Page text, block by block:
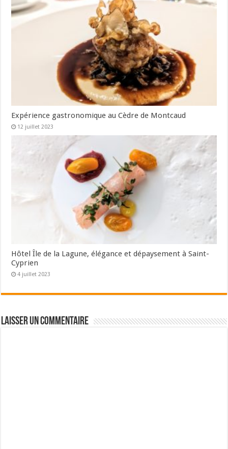
Expérience gastronomique au Cèdre de Montcaud
12 juillet 2023
Hôtel Île de la Lagune, élégance et dépaysement à Saint-
Cyprien
4 juillet 2023
Laisser un commentaire